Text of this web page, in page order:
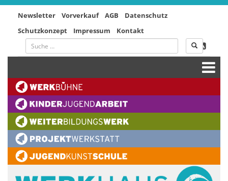
Newsletter Vorverkauf AGB
Datenschutz
Schutzkonzept
Impressum Kontakt